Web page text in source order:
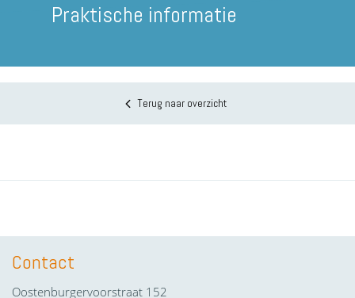
Praktische informatie
Terug naar overzicht
Contact
Oostenburgervoorstraat 152